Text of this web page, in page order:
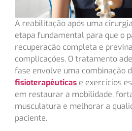
A reabilitação após uma
etapa fundamental para que o
recuperação completa e
complicações. O tratamento
fase envolve uma combinação
fisioterapêuticas e exercícios
em restaurar a mobilidade,
musculatura e melhorar a
paciente.